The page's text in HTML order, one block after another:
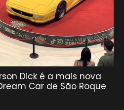
Dick é a mais nova
Car de São Roque